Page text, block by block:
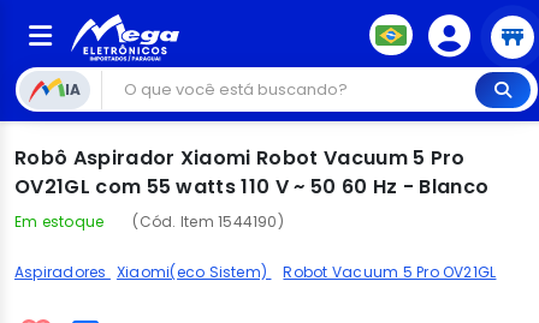
IA
Robô Aspirador Xiaomi Robot Vacuum 5 Pro
OV21GL com 55 watts 110 V ~ 50 60 Hz - Blanco
Em estoque (Cód. Item 1544190)
Aspiradores Xiaomi(eco Sistem) Robot Vacuum 5 Pro OV21GL